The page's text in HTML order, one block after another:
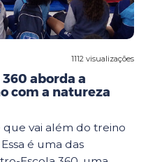
1112 visualizações
aborda a
com a natureza
que vai além do treino
é uma das